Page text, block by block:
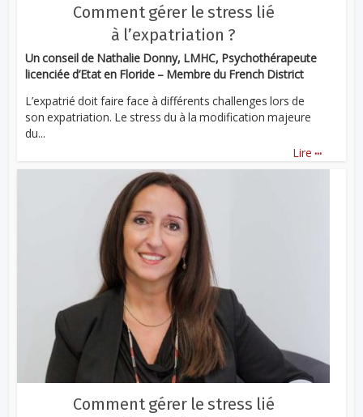
Comment gérer le stress lié
à l’expatriation ?
Un conseil de Nathalie Donny, LMHC, Psychothérapeute
licenciée d’Etat en Floride – Membre du French District
L’expatrié doit faire face à différents challenges lors de
son expatriation. Le stress du à la modification majeure
du...
Lire ...
Comment gérer le stress lié